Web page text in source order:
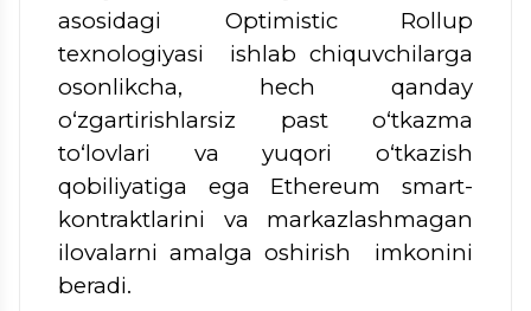
asosidagi Optimistic Rollup
texnologiyasi ishlab chiquvchilarga
osonlikcha, hech qanday
o‘zgartirishlarsiz past o‘tkazma
to‘lovlari va yuqori o‘tkazish
qobiliyatiga ega Ethereum smart-
kontraktlarini va markazlashmagan
ilovalarni amalga oshirish imkonini
beradi.